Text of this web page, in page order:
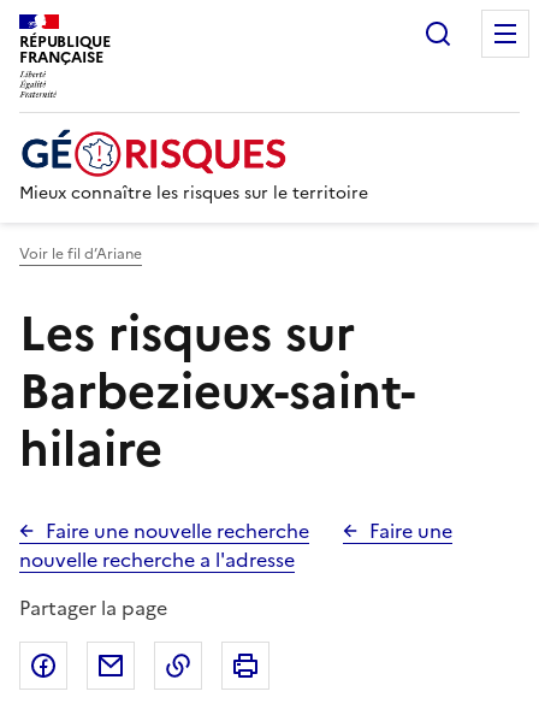
RÉPUBLIQUE
FRANÇAISE
Mieux connaître les risques sur le territoire
Voir le fil d’Ariane
Les risques sur
Barbezieux-saint-
hilaire
Faire une nouvelle recherche
Faire une
nouvelle recherche a l'adresse
Partager la page
Partager sur Facebook
Partager par emailCopier dans le presse-papier